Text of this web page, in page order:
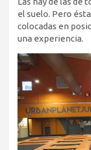
el suelo. Pero
colocadas en
una experiencia.